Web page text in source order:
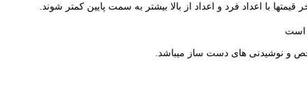
با اعداد فرد و اعداد از بالا بیشتر به سمت پایین کمتر شوند.
است
و نوشیدنی های دست ساز میباشد.